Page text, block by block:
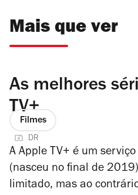
Mais que ver
As melhores
TV+
Filmes
DR
A Apple TV+ é um
(nasceu no final de
limitado, mas ao